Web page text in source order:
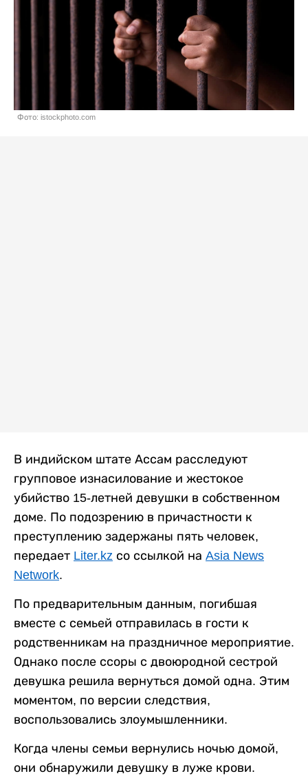
Фото: istockphoto.com
В индийском штате Ассам расследуют
групповое изнасилование и жестокое
убийство 15-летней девушки в собственном
доме. По подозрению в причастности к
преступлению задержаны пять человек,
передает Liter.kz со ссылкой на Asia News
Network.
По предварительным данным, погибшая
вместе с семьей отправилась в гости к
родственникам на праздничное мероприятие.
Однако после ссоры с двоюродной сестрой
девушка решила вернуться домой одна. Этим
моментом, по версии следствия,
воспользовались злоумышленники.
Когда члены семьи вернулись ночью домой,
они обнаружили девушку в луже крови.